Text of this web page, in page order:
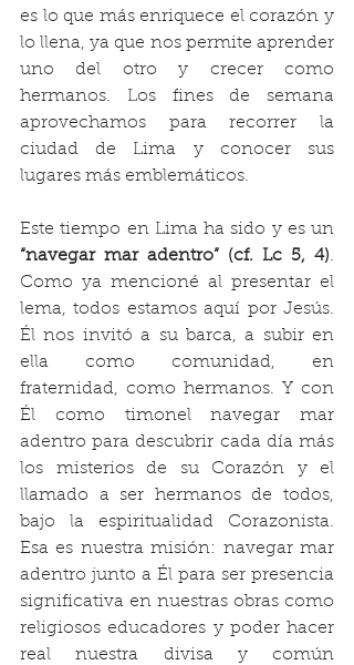
es lo que más enriquece el corazón y
lo llena, ya que nos permite aprender
uno del otro y crecer como
hermanos. Los fines de semana
aprovechamos para recorrer la
ciudad de Lima y conocer sus
lugares más emblemáticos.
“navegar mar adentro” (cf. Lc 5, 4).
Como ya mencioné al presentar el
lema, todos estamos aquí por Jesús.
Él nos invitó a su barca, a subir en
ella como comunidad, en
fraternidad, como hermanos. Y con
Él como timonel navegar mar
adentro para descubrir cada día más
los misterios de su Corazón y el
llamado a ser hermanos de todos,
bajo la espiritualidad Corazonista.
Esa es nuestra misión: navegar mar
adentro junto a Él para ser presencia
significativa en nuestras obras como
religiosos educadores y poder hacer
real nuestra divisa y común